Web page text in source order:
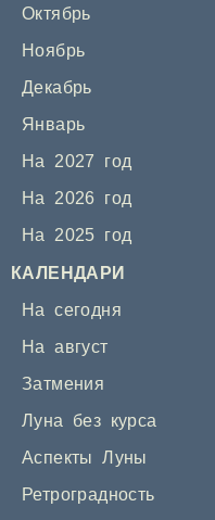
Октябрь
Ноябрь
Декабрь
Январь
На 2027 год
На 2026 год
На 2025 год
КАЛЕНДАРИ
На сегодня
На август
Затмения
Луна без курса
Аспекты Луны
Ретроградность